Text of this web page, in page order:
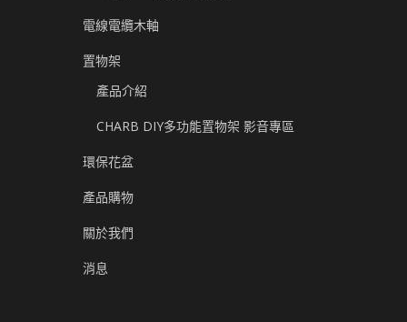
電線電纜木軸
置物架
產品介紹
CHARB DIY多功能置物架 影音專區
環保花盆
產品購物
關於我們
消息